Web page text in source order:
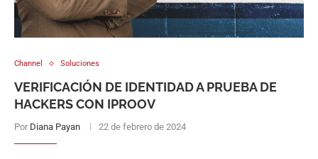
Channel Soluciones
VERIFICACIÓN DE IDENTIDAD A PRUEBA DE
HACKERS CON IPROOV
Por Diana Payan 22 de febrero de 2024